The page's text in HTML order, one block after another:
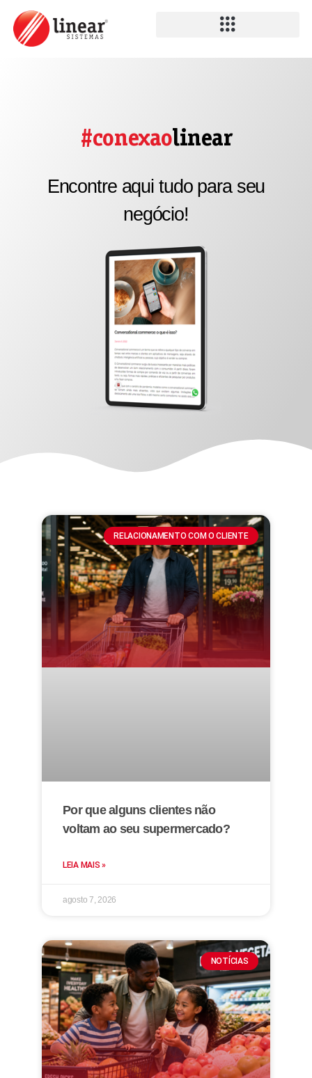
#conexaolinear
Encontre aqui tudo para seu
negócio!
RELACIONAMENTO COM O CLIENTE
Por que alguns clientes não
voltam ao seu supermercado?
LEIA MAIS »
agosto 7, 2026
NOTÍCIAS